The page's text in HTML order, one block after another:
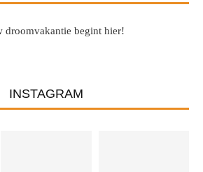
INSTAGRAM